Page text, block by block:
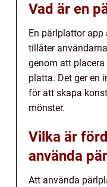
Vad är en
En pärlplattor
tillåter
genom att
platta. Det ger en
för att skapa
mönster.
Vilka är
använda
Att använda